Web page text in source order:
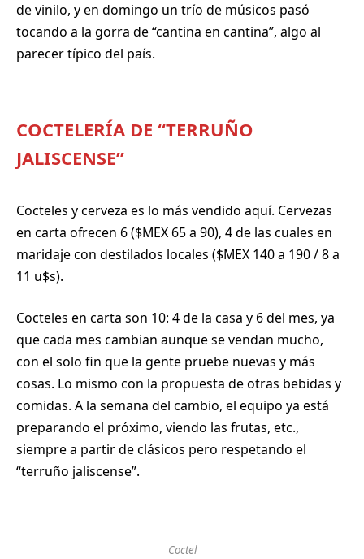
de vinilo, y en domingo un trío de músicos pasó
tocando a la gorra de “cantina en cantina”, algo al
parecer típico del país.
COCTELERÍA DE “TERRUÑO
JALISCENSE”
Cocteles y cerveza es lo más vendido aquí. Cervezas
en carta ofrecen 6 ($MEX 65 a 90), 4 de las cuales en
maridaje con destilados locales ($MEX 140 a 190 / 8 a
11 u$s).
Cocteles en carta son 10: 4 de la casa y 6 del mes, ya
que cada mes cambian aunque se vendan mucho,
con el solo fin que la gente pruebe nuevas y más
cosas. Lo mismo con la propuesta de otras bebidas y
comidas. A la semana del cambio, el equipo ya está
preparando el próximo, viendo las frutas, etc.,
siempre a partir de clásicos pero respetando el
“terruño jaliscense”.
Coctel